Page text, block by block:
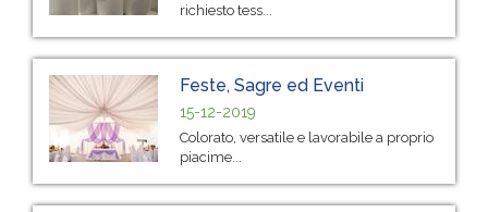
richiesto tess...
Feste, Sagre ed Eventi
15-12-2019
Colorato, versatile e lavorabile a proprio
piacime...